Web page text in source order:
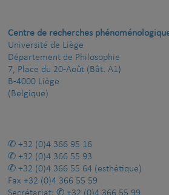
Centre de recherches
Université de Liège
Département de Philosophie
7, Place du 20-Août (Bât. A1)
B-4000 Liège
(Belgique)
+32 (0)4 366 95 16
+32 (0)4 366 55 93
+32 (0)4 366 55 64 (esthétique)
Fax +32 (0)4 366 55 59